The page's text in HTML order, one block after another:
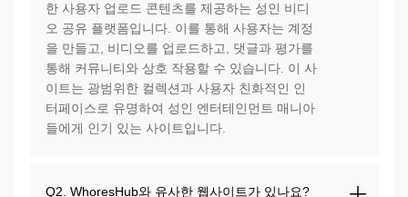
한 사용자 업로드 콘텐츠를 제공하는 성인 비디
오 공유 플랫폼입니다. 이를 통해 사용자는 계정
을 만들고, 비디오를 업로드하고, 댓글과 평가를
통해 커뮤니티와 상호 작용할 수 있습니다. 이 사
이트는 광범위한 컬렉션과 사용자 친화적인 인
터페이스로 유명하여 성인 엔터테인먼트 매니아
들에게 인기 있는 사이트입니다.
Q2. WhoresHub와 유사한 웹사이트가 있나요?